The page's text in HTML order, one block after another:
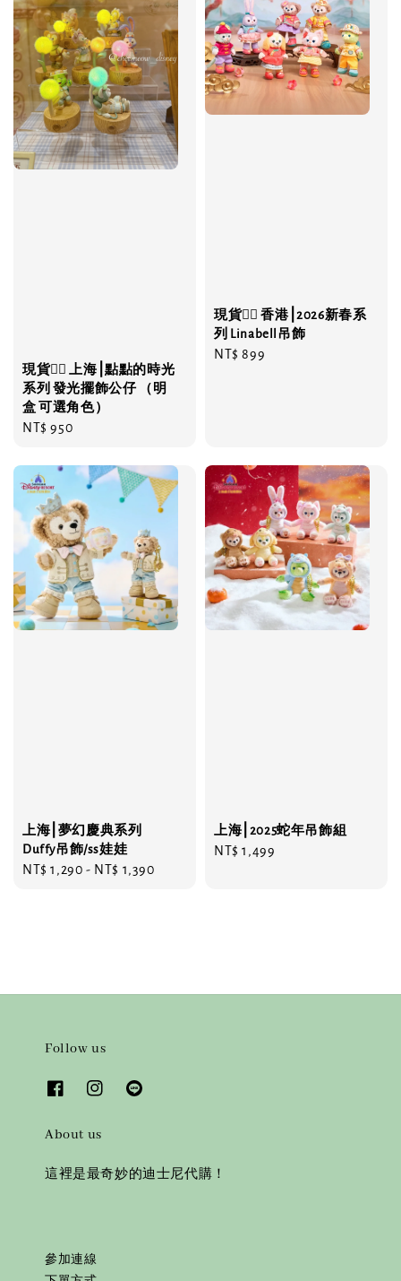
現貨❤️‍🔥 上海⎮點點的時光
系列 發光擺飾公仔 （明
盒 可選角色）
Regular
NT$ 950
現貨❤️‍🔥 香港⎮2026新春系
列 Linabell吊飾
Regular
NT$ 899
上海⎮夢幻慶典系列
Duffy吊飾/ss娃娃
Regular
NT$ 1,290 - NT$ 1,390
上海⎮2025蛇年吊飾組
Regular
NT$ 1,499
Follow us
About us
這裡是最奇妙的迪士尼代購！
參加連線